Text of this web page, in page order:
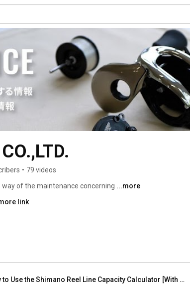
• 79 videos
of the maintenance concerning ...more
link
How to Use the Shimano Reel Line Capacity Calculator [With Narration]